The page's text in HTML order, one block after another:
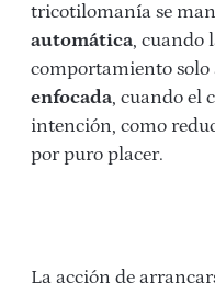
tricotilomanía se
automática, cuando
comportamiento solo
enfocada, cuando el
intención, como
por puro placer.
La acción de